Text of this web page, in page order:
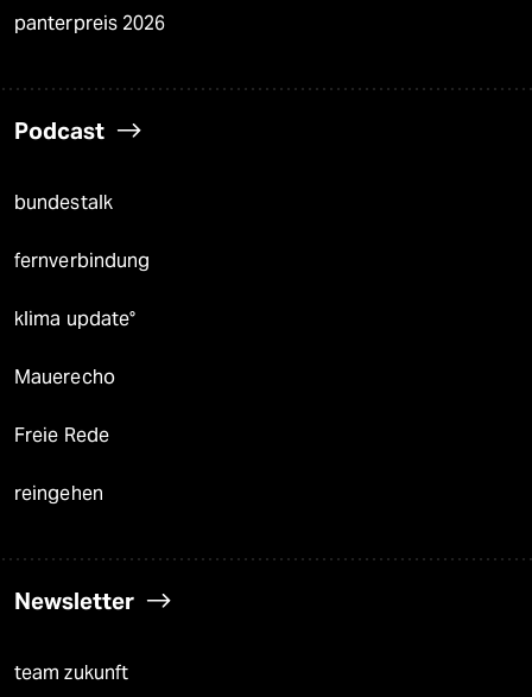
panterpreis 2026
Podcast
bundestalk
fernverbindung
klima update°
Mauerecho
Freie Rede
reingehen
Newsletter
team zukunft